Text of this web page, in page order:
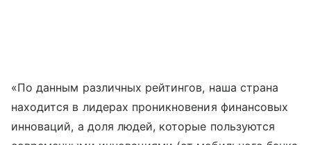
«По данным различных рейтингов, наша страна
находится в лидерах проникновения финансовых
инноваций, а доля людей, которые пользуются